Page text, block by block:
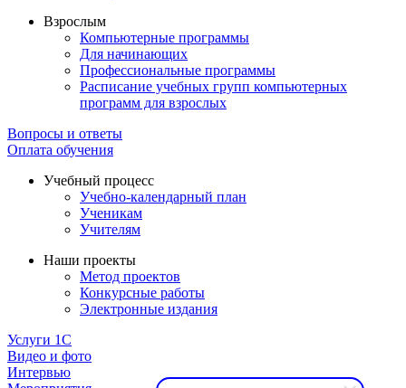
Взрослым
Компьютерные программы
Для начинающих
Профессиональные программы
Расписание учебных групп компьютерных
программ для взрослых
Вопросы и ответы
Оплата обучения
Учебный процесс
Учебно-календарный план
Ученикам
Учителям
Наши проекты
Метод проектов
Конкурсные работы
Электронные издания
Услуги 1C
Видео и фото
Интервью